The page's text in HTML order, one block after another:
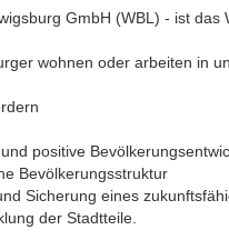
GmbH (WBL) - ist
wohnen oder arbeiten in
positive
Bevölkerungsstruktur
Sicherung eines
der Stadtteile.